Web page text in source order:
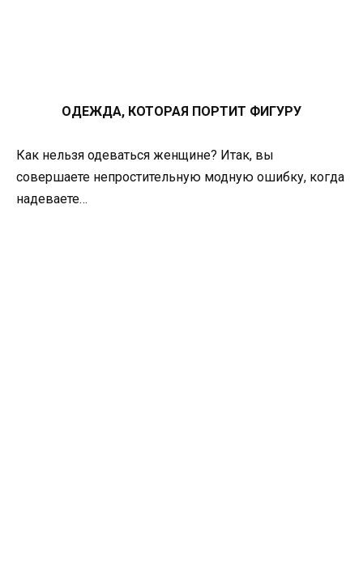
ОДЕЖДА, КОТОРАЯ ПОРТИТ ФИГУРУ
Как нельзя одеваться женщине? Итак, вы
совершаете непростительную модную ошибку, когда
надеваете…